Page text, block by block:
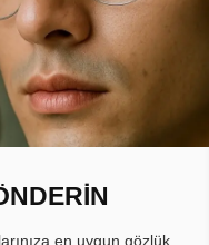
en uygun gözlük